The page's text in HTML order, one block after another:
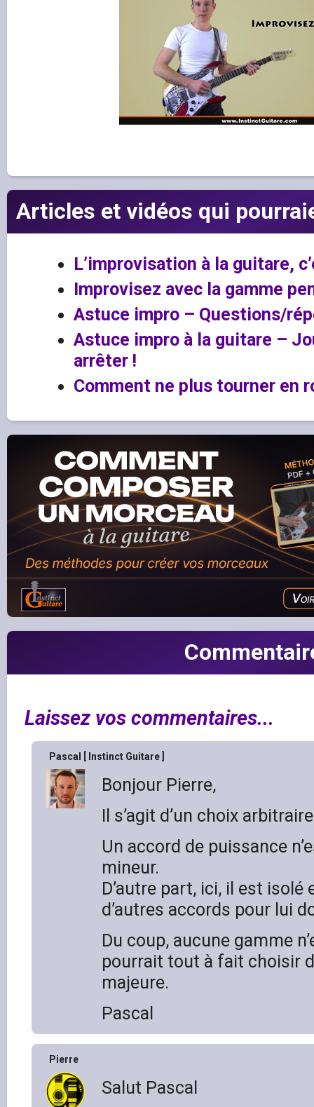
Articles et vidéos qui
L’improvisation à la guitare,
Improvisez avec la gamme
Astuce impro – Questions/
Astuce impro à la guitare –
arrêter !
Comment ne plus tourner en
Laissez vos commentaires...
Pascal [ Instinct Guitare ]
Bonjour Pierre,
Il s’agit d’un choix
Un accord de puissance
mineur.
D’autre part, ici, il est isolé
d’autres accords pour lui
Du coup, aucune gamme
pourrait tout à fait choisir
majeure.
Pascal
Pierre
Salut Pascal